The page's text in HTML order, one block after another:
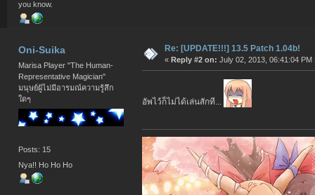
you know.
Oni-Suika
Marisa Player "The Human-
Representative Magician"
มนุษย์ผู้ไม่มีอารมณ์ความรู้สึก
ใดๆ
Posts: 15
Nya!! Ho Ho Ho
Re: [UPDATE!!!] 13.5 Patch 1.04b!
« Reply #2 on: July 02, 2013, 06:41:04 PM
อัพไว้ก็ไม่ได้เล่นสักที...